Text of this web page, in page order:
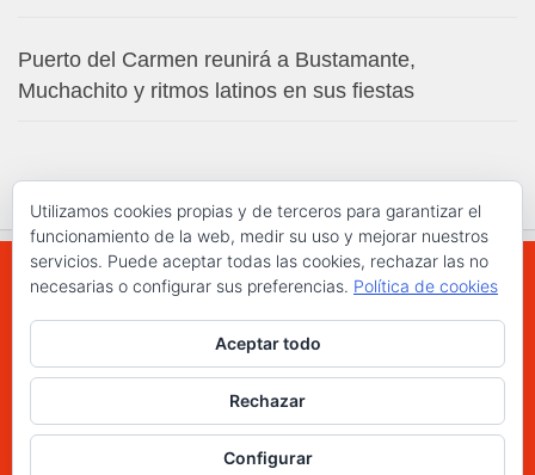
Puerto del Carmen reunirá a Bustamante,
Muchachito y ritmos latinos en sus fiestas
WWW.ELCHAPLON.COM © 2026. Todos los
derechos reservados.
Utilizamos cookies propias y de terceros para garantizar el
funcionamiento de la web, medir su uso y mejorar nuestros
servicios. Puede aceptar todas las cookies, rechazar las no
necesarias o configurar sus preferencias. Política de cookies
Aceptar todo
Rechazar
Configurar